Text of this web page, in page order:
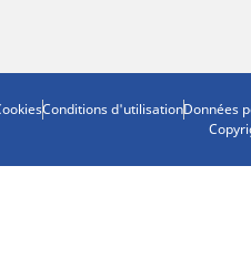
Conditions d'utilisationDonnées